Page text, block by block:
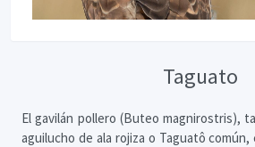
Taguato
El gavilán pollero (Buteo magnirostris),
aguilucho de ala rojiza o Taguatô